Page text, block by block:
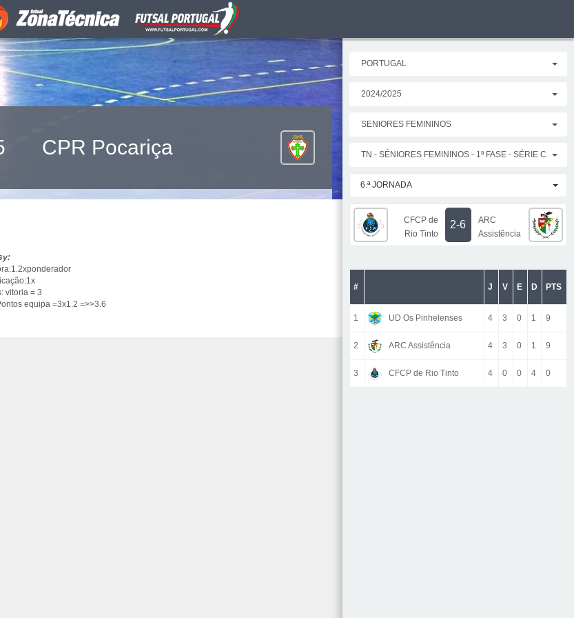
CPR Pocariça
vitoria = 3
equipa =3x1.2 =>>3.6
PORTUGAL
2024/2025
SENIORES FEMININOS
TN - SÉNIORES FEMININOS - 1ª FASE - SÉRIE C
6.ª JORNADA
CFCP de
Rio Tinto
2-6
ARC
Assistência
# J V E D PTS
1 UD Os Pinhelenses 4 3 0 1 9
2 ARC Assistência 4 3 0 1 9
3 CFCP de Rio Tinto 4 0 0 4 0